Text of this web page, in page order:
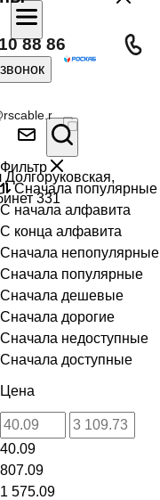
88 86
331
Фильтр
Сначала популярные
С начала алфавита
С конца алфавита
Сначала непопулярные
Сначала популярные
Сначала дешевые
Сначала дорогие
Сначала недоступные
Сначала доступные
Цена
40.09
807.09
1 575.09